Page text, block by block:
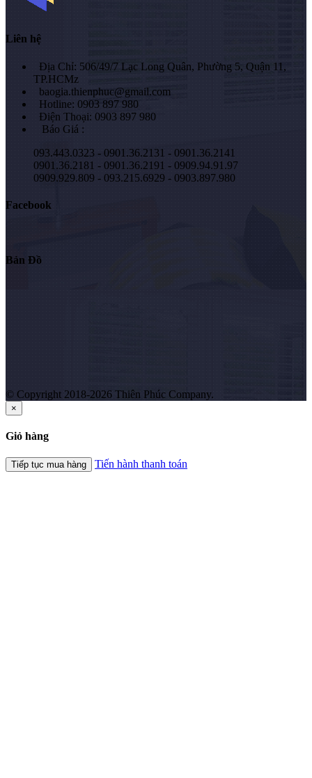
Liên hệ
Địa Chỉ: 506/49/7 Lạc Long Quân, Phường 5, Quận 11,
TP.HCMz
baogia.thienphuc@gmail.com
Hotline: 0903 897 980
Điện Thoại: 0903 897 980
Báo Giá :
093.443.0323 - 0901.36.2131 - 0901.36.2141
0901.36.2181 - 0901.36.2191 - 0909.94.91.97
0909.929.809 - 093.215.6929 - 0903.897.980
Facebook
Bản Đồ
© Copyright 2018-2026 Thiên Phúc Company.
×
Giỏ hàng
Tiếp tục mua hàng Tiến hành thanh toán